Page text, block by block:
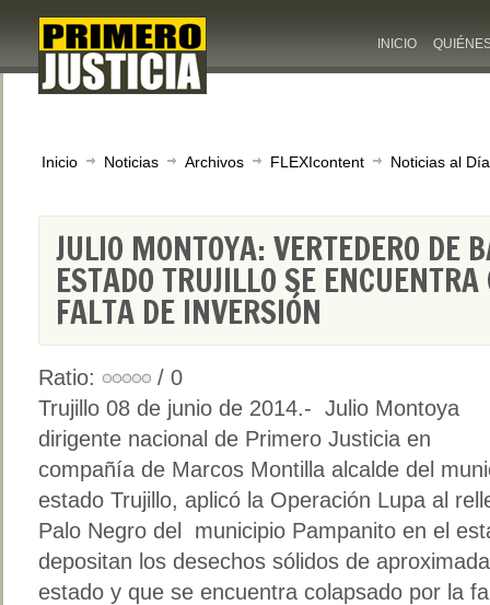
INICIO
Inicio Noticias Archivos FLEXIcontent Noticias al Día
JULIO MONTOYA: VERTEDERO DE
ESTADO TRUJILLO SE
FALTA DE INVERSIÓN
Ratio:
/ 0
Trujillo 08 de junio de 2014.- Julio Montoya
dirigente nacional de Primero Justicia en
compañía de Marcos Montilla alcalde del
estado Trujillo, aplicó la Operación Lupa al
Palo Negro del municipio Pampanito en el
depositan los desechos sólidos de
estado y que se encuentra colapsado por la